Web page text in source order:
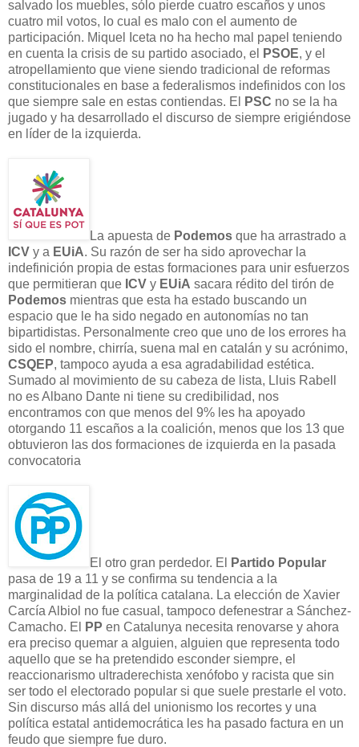
salvado los muebles, sólo pierde cuatro escaños y unos
cuatro mil votos, lo cual es malo con el aumento de
participación. Miquel Iceta no ha hecho mal papel teniendo
en cuenta la crisis de su partido asociado, el
PSOE, y el
atropellamiento que viene siendo tradicional de reformas
constitucionales en base a federalismos indefinidos con los
que siempre sale en estas contiendas. El
PSC no se la ha
jugado y ha desarrollado el discurso de siempre erigiéndose
en líder de la izquierda.
La apuesta de Podemos que ha arrastrado a
ICV y a EUiA. Su razón de ser ha sido aprovechar la
indefinición propia de estas formaciones para unir esfuerzos
que permitieran que ICV y EUiA sacara rédito del tirón de
Podemos mientras que esta ha estado buscando un
espacio que le ha sido negado en autonomías no tan
bipartidistas. Personalmente creo que uno de los errores ha
sido el nombre, chirría, suena mal en catalán y su acrónimo,
CSQEP, tampoco ayuda a esa agradabilidad estética.
Sumado al movimiento de su cabeza de lista, Lluis Rabell
no es Albano Dante ni tiene su credibilidad, nos
encontramos con que menos del 9% les ha apoyado
otorgando 11 escaños a la coalición, menos que los 13 que
obtuvieron las dos formaciones de izquierda en la pasada
convocatoria
El otro gran perdedor. El
Partido Popular
pasa de 19 a 11 y se confirma su tendencia a la
marginalidad de la política catalana. La elección de Xavier
Carcía Albiol no fue casual, tampoco defenestrar a Sánchez-
Camacho. El
PP en Catalunya necesita renovarse y ahora
era preciso quemar a alguien, alguien que representa todo
aquello que se ha pretendido esconder siempre, el
reaccionarismo ultraderechista xenófobo y racista que sin
ser todo el electorado popular si que suele prestarle el voto.
Sin discurso más allá del unionismo los recortes y una
política estatal antidemocrática les ha pasado factura en un
feudo que siempre fue duro.